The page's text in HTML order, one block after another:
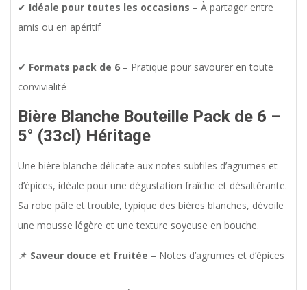
✔ Idéale pour toutes les occasions – À partager entre
amis ou en apéritif
✔ Formats pack de 6 – Pratique pour savourer en toute
convivialité
Bière Blanche Bouteille Pack de 6 –
5° (33cl) Héritage
Une bière blanche délicate aux notes subtiles d’agrumes et
d’épices, idéale pour une dégustation fraîche et désaltérante.
Sa robe pâle et trouble, typique des bières blanches, dévoile
une mousse légère et une texture soyeuse en bouche.
📌 Saveur douce et fruitée – Notes d’agrumes et d’épices